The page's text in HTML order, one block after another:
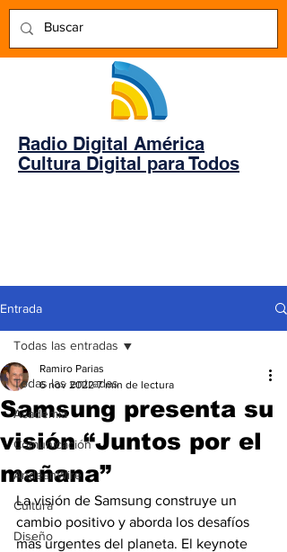
Radio Digital América
Cultura Digital para Todos
Entrada
Todas las entradas
Academia
Comunicación
AndeanWire
Cultura
Diseño
Todas las entradas
Samsung presenta su
visión “Juntos por el
mañana”
Ramiro Parias
6 nov 2022 7 min de lectura
La visión de Samsung construye un
cambio positivo y aborda los desafíos
más urgentes del planeta. El keynote